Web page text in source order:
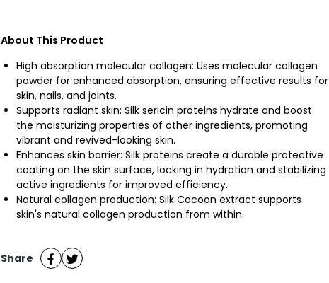
About This Product
High absorption molecular collagen: Uses molecular collagen
powder for enhanced absorption, ensuring effective results for
skin, nails, and joints.
Supports radiant skin: Silk sericin proteins hydrate and boost
the moisturizing properties of other ingredients, promoting
vibrant and revived-looking skin.
Enhances skin barrier: Silk proteins create a durable protective
coating on the skin surface, locking in hydration and stabilizing
active ingredients for improved efficiency.
Natural collagen production: Silk Cocoon extract supports
skin's natural collagen production from within.
Share